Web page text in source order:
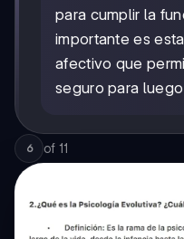
para cumplir la
importante es
afectivo que
seguro para
6 of 11